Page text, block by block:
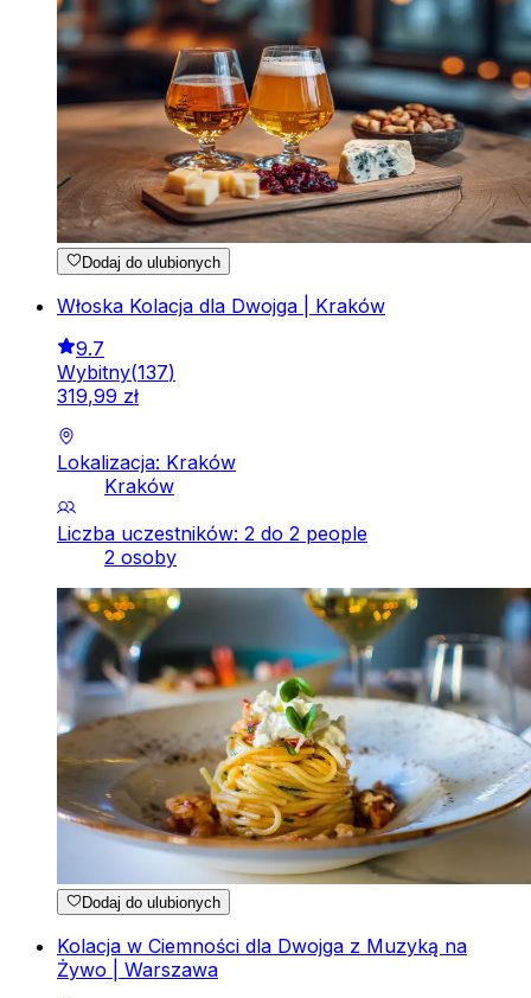
Dodaj do ulubionych
Włoska Kolacja dla Dwojga | Kraków
9.7
Wybitny(137)
319,99 zł
Lokalizacja: Kraków
Kraków
Liczba uczestników: 2 do 2 people
2 osoby
Dodaj do ulubionych
Kolacja w Ciemności dla Dwojga z Muzyką na
Żywo | Warszawa